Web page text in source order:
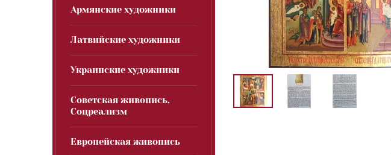
Армянские художники
Латвийские художники
Украинские художники
Советская живопись,
Соцреализм
Европейская живопись